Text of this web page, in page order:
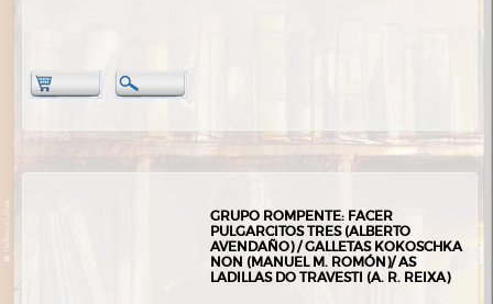
GRUPO ROMPENTE: FACER
PULGARCITOS TRES (ALBERTO
AVENDAÑO) / GALLETAS KOKOSCHKA
NON (MANUEL M. ROMÓN)/ AS
LADILLAS DO TRAVESTI (A. R. REIXA)